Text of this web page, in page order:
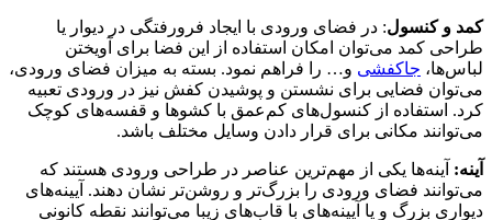
کمد و کنسول: در فضای ورودی با ایجاد فرورفتگی در دیوار یا
طراحی کمد می‌توان امکان استفاده از این فضا برای آویختن
لباس‌ها، جاکفشی و… را فراهم نمود. بسته به میزان فضای ورودی،
می‌توان فضایی برای نشستن و پوشیدن کفش نیز در ورودی تعبیه
کرد. استفاده از کنسول‌های کم‌عمق با کشوها و قفسه‌های کوچک
می‌توانند مکانی برای قرار دادن وسایل مختلف باشد.
آینه: آینه‌ها یکی از مهم‌ترین عناصر در طراحی ورودی هستند که
می‌توانند فضای ورودی را بزرگ‌تر و روشن‌تر نشان دهند. آیینه‌های
دیواری بزرگ و یا آیینه‌های با قاب‌های زیبا می‌توانند نقطه کانونی